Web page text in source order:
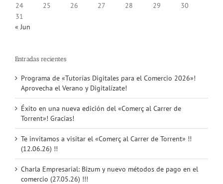
24
25 26 27 28 29
30
31
« Jun
Entradas recientes
Programa de «Tutorías Digitales para el Comercio 2026»!
Aprovecha el Verano y Digitalízate!
Éxito en una nueva edición del «Comerç al Carrer de
Torrent»! Gracias!
Te invitamos a visitar el «Comerç al Carrer de Torrent» !!
(12.06.26) !!
Charla Empresarial: Bizum y nuevo métodos de pago en el
comercio (27.05.26) !!!